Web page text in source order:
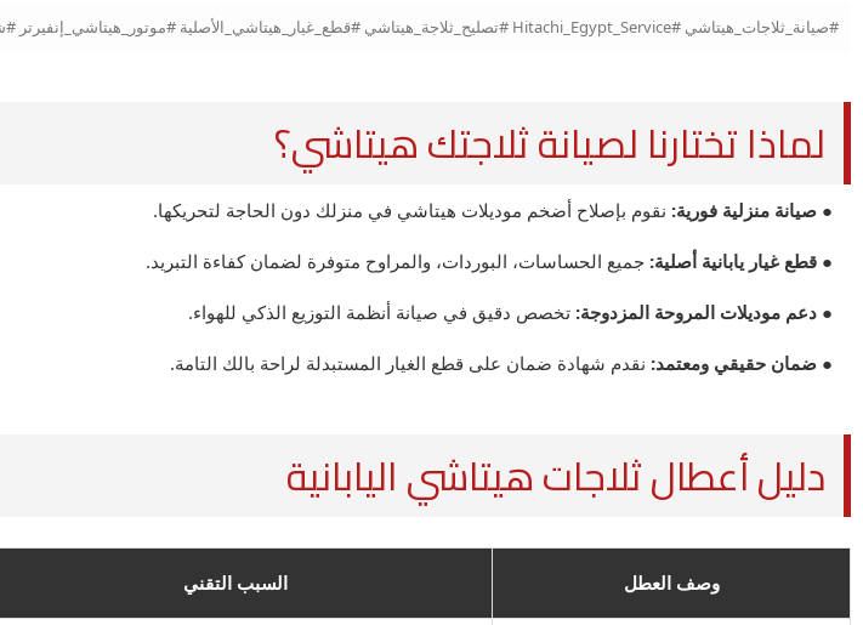
#صيانة_ثلاجات_هيتاشي #Hitachi_Egypt_Service #تصليح_ثلاجة_هيتاشي #قطع_غيار_هيتاشي_الأصلية #موتور_هيتاشي_إنفيرتر #شحن_فريون_أصلي #مركز_صيانة_هيتاشي_مصر
لماذا تختارنا لصيانة ثلاجتك هيتاشي؟
● صيانة منزلية فورية: نقوم بإصلاح أضخم موديلات هيتاشي في منزلك دون الحاجة لتحريكها.
● قطع غيار يابانية أصلية: جميع الحساسات، البوردات، والمراوح متوفرة لضمان كفاءة التبريد.
● دعم موديلات المروحة المزدوجة: تخصص دقيق في صيانة أنظمة التوزيع الذكي للهواء.
● ضمان حقيقي ومعتمد: نقدم شهادة ضمان على قطع الغيار المستبدلة لراحة بالك التامة.
دليل أعطال ثلاجات هيتاشي اليابانية
وصف العطل السبب التقني